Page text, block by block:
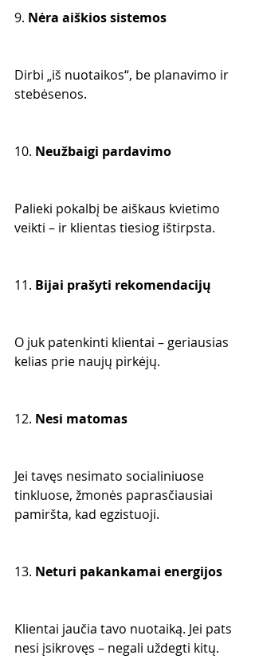
9. Nėra aiškios sistemos
Dirbi „iš nuotaikos“, be planavimo ir
stebėsenos.
10. Neužbaigi pardavimo
Palieki pokalbį be aiškaus kvietimo
veikti – ir klientas tiesiog ištirpsta.
11. Bijai prašyti rekomendacijų
O juk patenkinti klientai – geriausias
kelias prie naujų pirkėjų.
12. Nesi matomas
Jei tavęs nesimato socialiniuose
tinkluose, žmonės paprasčiausiai
pamiršta, kad egzistuoji.
13. Neturi pakankamai energijos
Klientai jaučia tavo nuotaiką. Jei pats
nesi įsikrovęs – negali uždegti kitų.